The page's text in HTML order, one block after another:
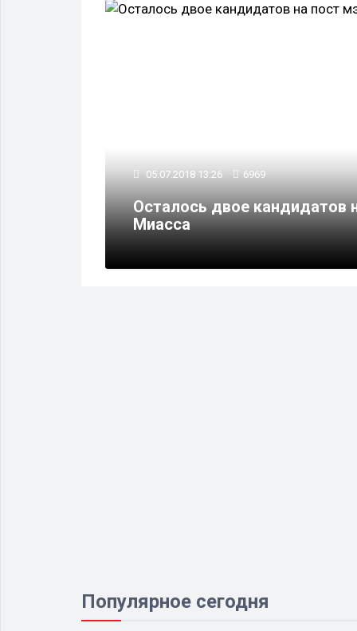
05.07.2018 13:26 6969
Осталось двое кандидатов
Миасса
Популярное сегодня